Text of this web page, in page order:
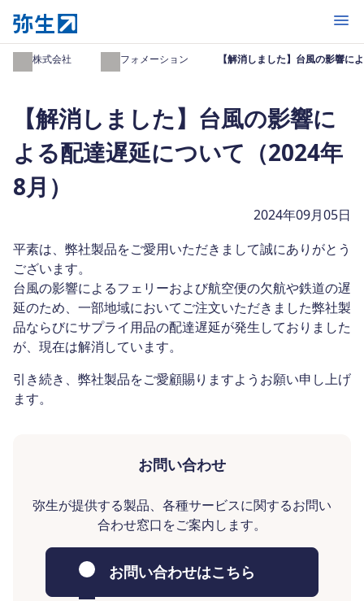
開く
弥生株式会社 インフォメーション 【解消しました】台風の影響に
【解消しました】台風の影響に
よる配達遅延について（2024年
8月）
2024年09月05日
平素は、弊社製品をご愛用いただきまして誠にありがとう
ございます。
台風の影響によるフェリーおよび航空便の欠航や鉄道の遅
延のため、一部地域においてご注文いただきました弊社製
品ならびにサプライ用品の配達遅延が発生しておりました
が、現在は解消しています。
引き続き、弊社製品をご愛顧賜りますようお願い申し上げ
ます。
お問い合わせ
弥生が提供する製品、各種サービスに関するお問い
合わせ窓口をご案内します。
お問い合わせはこちら